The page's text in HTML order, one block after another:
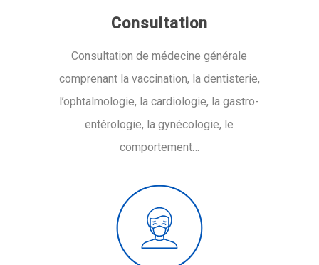
Consultation
Consultation de médecine générale
comprenant la vaccination, la dentisterie,
l’ophtalmologie, la cardiologie, la gastro-
entérologie, la gynécologie, le
comportement…